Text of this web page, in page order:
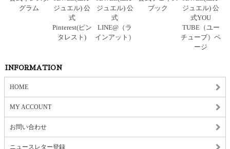
INFORMATION
HOME
MY ACCOUNT
お問い合わせ
ニュースレター登録